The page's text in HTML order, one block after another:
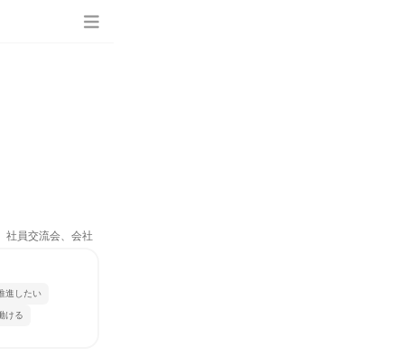
社員交流会、会社
進したい
ける